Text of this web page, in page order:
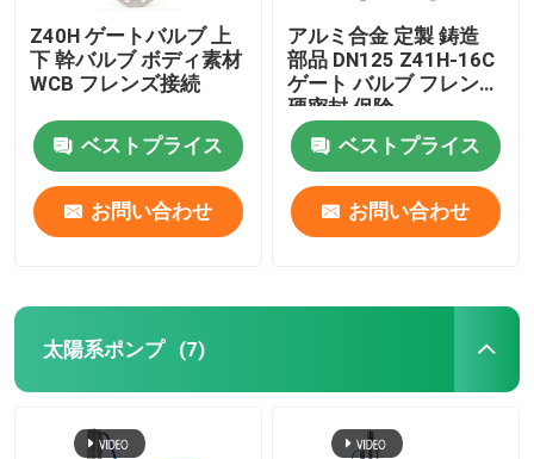
Z40H ゲートバルブ 上
下 幹バルブ ボディ素材
WCB フレンズ接続
ベストプライス
お問い合わせ
アルミ合金 定製 鋳造
部品 DN125 Z41H-16C
ゲート バルブ フレンズ
硬密封 保険
ISO/TS16949 2009 柔
らかい鉄ベストプライス
お問い合わせ
太陽系ポンプ (7)